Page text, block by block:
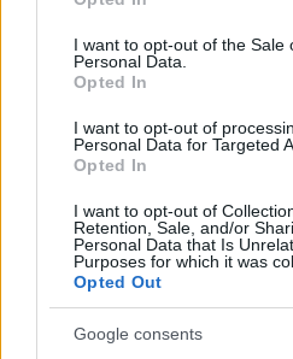
use your data for below
consent section.
I want to opt-out of the Sale
Personal Data.
Opted In
I want to opt-out of
Personal Data for Targeted
Opted In
I want to opt-out of
Retention, Sale, and/or
Personal Data that Is
Purposes for which it was
Opted Out
Google consents
A fideszes menetről nyugodtan
aggályok, Magyar Péteréknél
csütörtöki nap újra bekerül a
TOVÁBB OLVASOM
Magyarország
, ,
, tisza part , ,